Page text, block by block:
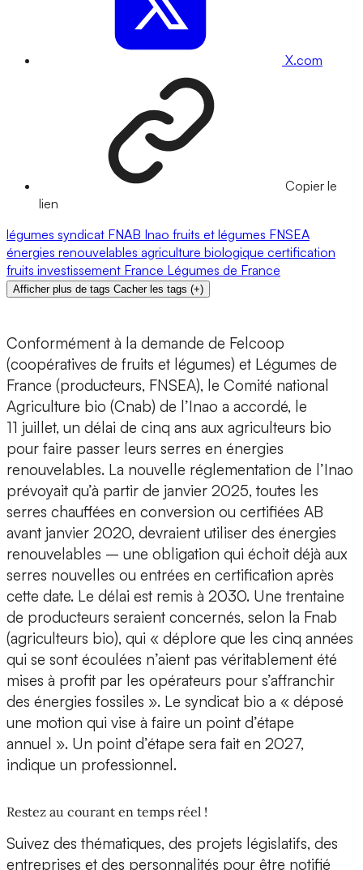
X.com
Copier le
lien
légumes syndicat FNAB Inao fruits et légumes FNSEA
énergies renouvelables agriculture biologique certification
fruits investissement France Légumes de France
Afficher plus de tags Cacher les tags (+)
Conformément à la demande de Felcoop
(coopératives de fruits et légumes) et Légumes de
France (producteurs, FNSEA), le Comité national
Agriculture bio (Cnab) de l’Inao a accordé, le
11 juillet, un délai de cinq ans aux agriculteurs bio
pour faire passer leurs serres en énergies
renouvelables. La nouvelle réglementation de l’Inao
prévoyait qu’à partir de janvier 2025, toutes les
serres chauffées en conversion ou certifiées AB
avant janvier 2020, devraient utiliser des énergies
renouvelables – une obligation qui échoit déjà aux
serres nouvelles ou entrées en certification après
cette date. Le délai est remis à 2030. Une trentaine
de producteurs seraient concernés, selon la Fnab
(agriculteurs bio), qui « déplore que les cinq années
qui se sont écoulées n’aient pas véritablement été
mises à profit par les opérateurs pour s’affranchir
des énergies fossiles ». Le syndicat bio a « déposé
une motion qui vise à faire un point d’étape
annuel ». Un point d’étape sera fait en 2027,
indique un professionnel.
Restez au courant en temps réel !
Suivez des thématiques, des projets législatifs, des
entreprises et des personnalités pour être notifié